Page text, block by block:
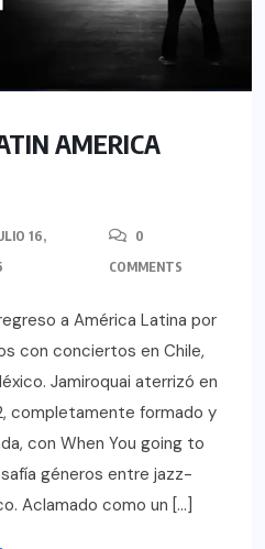
AMERICA
16,
0
COMMENTS
a América Latina por
con conciertos en Chile,
Jamiroquai aterrizó en
completamente formado y
con When You going to
géneros entre jazz-
Aclamado como un […]